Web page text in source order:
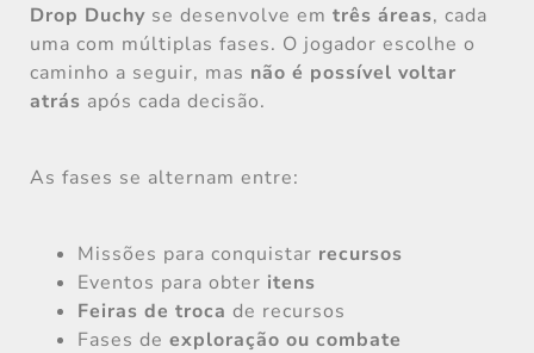
Drop Duchy se desenvolve em três áreas, cada
uma com múltiplas fases. O jogador escolhe o
caminho a seguir, mas não é possível voltar
atrás após cada decisão.
As fases se alternam entre:
Missões para conquistar recursos
Eventos para obter itens
Feiras de troca de recursos
Fases de exploração ou combate